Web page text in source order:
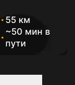
55 км
~50 мин в
пути